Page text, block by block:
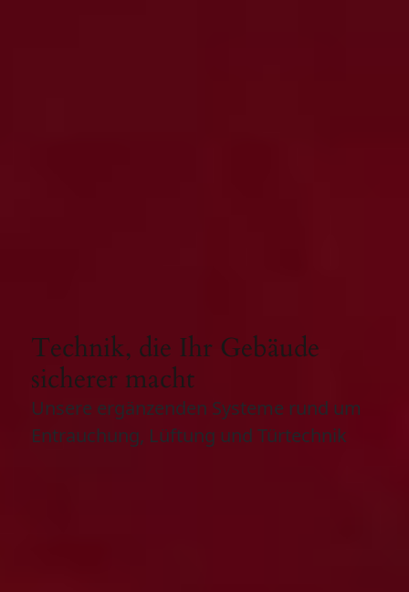
Technik, die Ihr Gebäude
sicherer macht
Unsere ergänzenden Systeme rund um
Entrauchung, Lüftung und Türtechnik